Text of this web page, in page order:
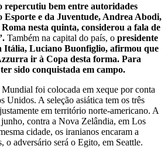
repercutiu bem entre autoridades
Esporte e da Juventude, Andrea Abodi,
nesta quinta, considerou a fala de
Também na capital do país, o presidente
Itália, Luciano Buonfiglio, afirmou que
ir à Copa desta forma. Para
sido conquistada em campo.
foi colocada em xeque por conta
Unidos. A seleção asiática tem os três
em território norte-americano. A
junho, contra a Nova Zelândia, em Los
cidade, os iranianos encaram a
o adversário será o Egito, em Seattle.